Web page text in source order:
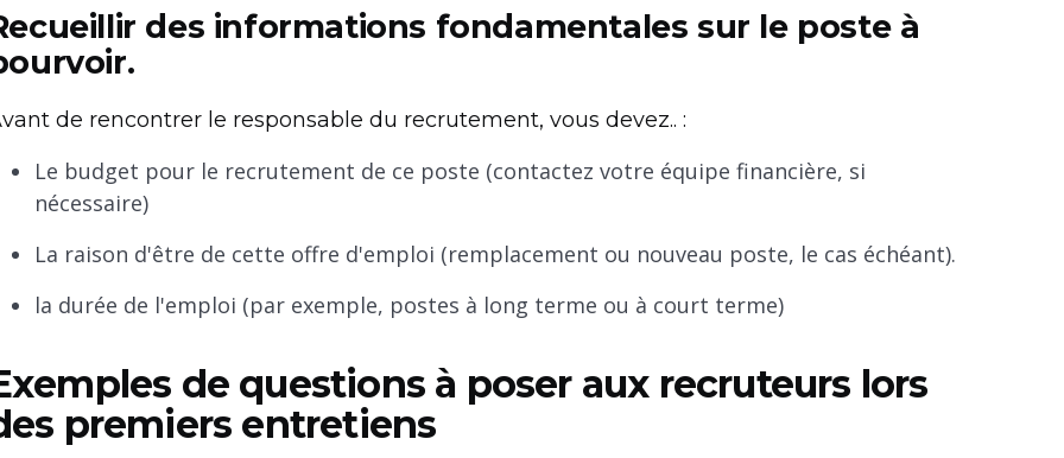
des informations fondamentales sur le poste à
de rencontrer le responsable du recrutement, vous devez.. :
Le budget pour le recrutement de ce poste (contactez votre équipe financière, si
nécessaire)
La raison d'être de cette offre d'emploi (remplacement ou nouveau poste, le cas échéant).
la durée de l'emploi (par exemple, postes à long terme ou à court terme)
de questions à poser aux recruteurs lors
premiers entretiens